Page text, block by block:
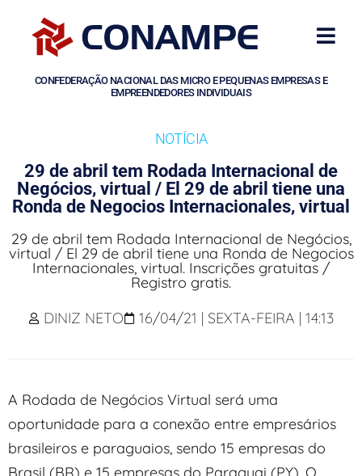
CONFEDERAÇÃO NACIONAL DAS MICRO E PEQUENAS EMPRESAS E
EMPREENDEDORES INDIVIDUAIS
NOTÍCIA
29 de abril tem Rodada Internacional de
Negócios, virtual / El 29 de abril tiene una
Ronda de Negocios Internacionales, virtual
29 de abril tem Rodada Internacional de Negócios,
virtual / El 29 de abril tiene una Ronda de Negocios
Internacionales, virtual. Inscrições gratuitas /
Registro gratis.
DINIZ NETO
16/04/21 | SEXTA-FEIRA | 14:13
A Rodada de Negócios Virtual será uma
oportunidade para a conexão entre empresários
brasileiros e paraguaios, sendo 15 empresas do
Brasil (BR) e 15 empresas do Paraguai (PY). O